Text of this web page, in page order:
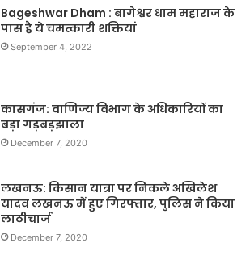
Bageshwar Dham : बागेश्वर धाम महाराज के
पास है ये चमत्कारी शक्तियां
September 4, 2022
कासगंज: वाणिज्य विभाग के अधिकारियों का
बड़ा गड़बड़झाला
December 7, 2020
लखनऊ: किसान यात्रा पर निकले अखिलेश
यादव लखनऊ में हुए गिरफ्तार, पुलिस ने किया
लाठीचार्ज
December 7, 2020